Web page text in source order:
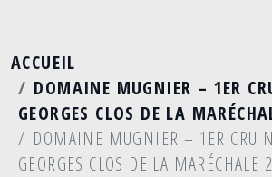
ACCUEIL
DOMAINE MUGNIER – 1ER
GEORGES CLOS DE LA
DOMAINE MUGNIER – 1ER CRU
GEORGES CLOS DE LA MARÉCHALE